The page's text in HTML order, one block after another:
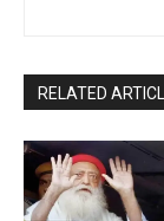
RELATED